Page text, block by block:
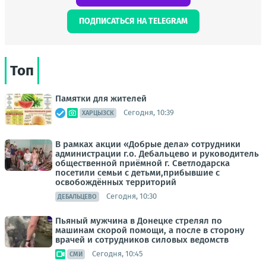
ПОДПИСАТЬСЯ НА TELEGRAM
Топ
Памятки для жителей
ХАРЦЫЗСК Сегодня, 10:39
В рамках акции «Добрые дела» сотрудники
администрации г.о. Дебальцево и руководитель
общественной приёмной г. Светлодарска
посетили семьи с детьми,прибывшие с
освобождённых территорий
ДЕБАЛЬЦЕВО Сегодня, 10:30
Пьяный мужчина в Донецке стрелял по
машинам скорой помощи, а после в сторону
врачей и сотрудников силовых ведомств
СМИ Сегодня, 10:45